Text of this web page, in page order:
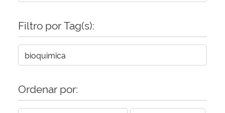
Filtro por Tag(s):
Ordenar por: